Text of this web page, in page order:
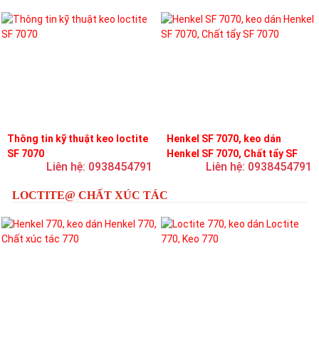
Thông tin kỹ thuật keo loctite
SF 7070
Liên hệ: 0938454791
Henkel SF 7070, keo dán
Henkel SF 7070, Chất tẩy SF
Liên hệ: 0938454791
LOCTITE@ CHẤT XÚC TÁC